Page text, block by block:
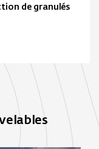
de granulés